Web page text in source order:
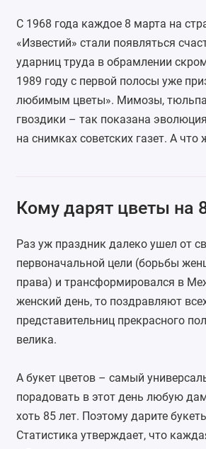
С 1968 года каждое 8 марта на
«Известий» стали появляться
ударниц труда в обрамлении
1989 году с первой полосы уже
любимым цветы». Мимозы,
гвоздики – так показана
на снимках советских газет. А что
Кому дарят цветы на
Раз уж праздник далеко ушел от
первоначальной цели (борьбы
права) и трансформировался в
женский день, то поздравляют
представительниц прекрасного
велика.
А букет цветов – самый
порадовать в этот день любую
хоть 85 лет. Поэтому дарите
Статистика утверждает, что